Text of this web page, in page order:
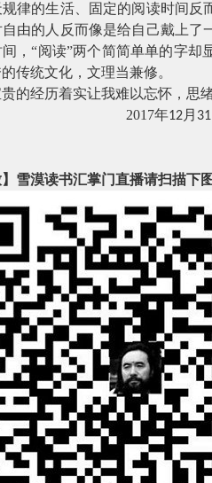
律的生活、固定的阅读时间
由的人反而像是给自己戴上了
间，“阅读”两个简简单单的字却
传统文化，文理当兼修。
的经历着实让我难以忘怀，思
年12月 31
】雪漠读书汇掌门直播请扫描下